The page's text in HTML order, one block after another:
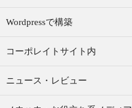
Wordpressで構築
コーポレイトサイト内
ニュース・レビュー